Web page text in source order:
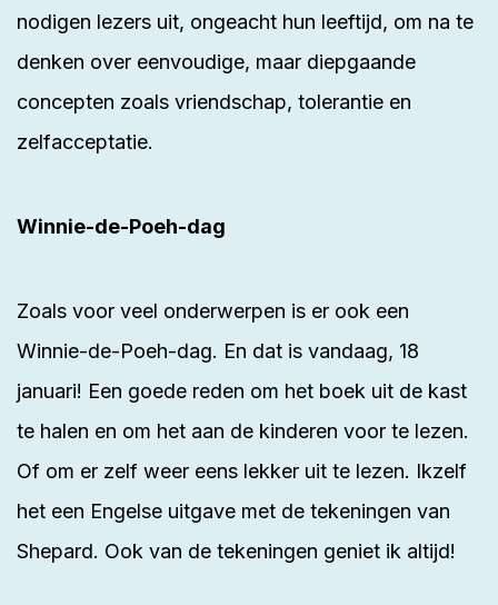
nodigen lezers uit, ongeacht hun leeftijd, om na te
denken over eenvoudige, maar diepgaande
concepten zoals vriendschap, tolerantie en
zelfacceptatie.
Winnie-de-Poeh-dag
Zoals voor veel onderwerpen is er ook een
Winnie-de-Poeh-dag. En dat is vandaag, 18
januari! Een goede reden om het boek uit de kast
te halen en om het aan de kinderen voor te lezen.
Of om er zelf weer eens lekker uit te lezen. Ikzelf
het een Engelse uitgave met de tekeningen van
Shepard. Ook van de tekeningen geniet ik altijd!